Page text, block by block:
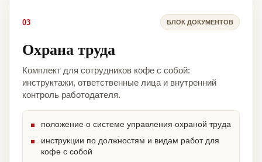
03 БЛОК ДОКУМЕНТОВ
Охрана труда
Комплект для сотрудников кофе с собой:
инструктажи, ответственные лица и внутренний
контроль работодателя.
положение о системе управления охраной труда
инструкции по должностям и видам работ для
кофе с собой